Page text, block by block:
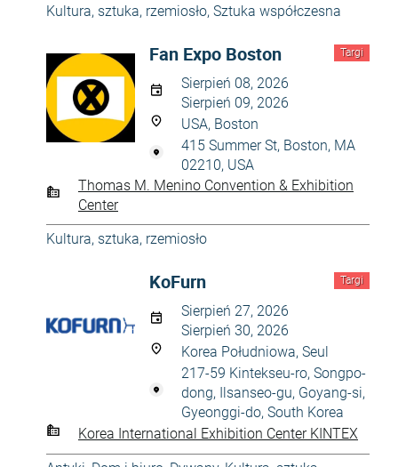
Kultura, sztuka, rzemiosło, Sztuka współczesna
Targi
Fan Expo Boston
Sierpień 08, 2026
Sierpień 09, 2026
USA, Boston
415 Summer St, Boston, MA
02210, USA
Thomas M. Menino Convention & Exhibition
Center
Kultura, sztuka, rzemiosło
Targi
KoFurn
Sierpień 27, 2026
Sierpień 30, 2026
Korea Południowa, Seul
217-59 Kintekseu-ro, Songpo-
dong, Ilsanseo-gu, Goyang-si,
Gyeonggi-do, South Korea
Korea International Exhibition Center KINTEX